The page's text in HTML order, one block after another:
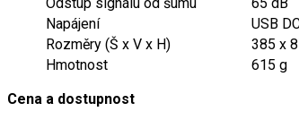
Napájení
USB
Rozměry (Š x V x H)
385 x
Hmotnost
615 g
Cena a dostupnost